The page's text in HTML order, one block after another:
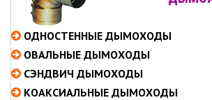
ОДНОСТЕННЫЕ ДЫМОХОДЫ
ОВАЛЬНЫЕ ДЫМОХОДЫ
СЭНДВИЧ ДЫМОХОДЫ
КОАКСИАЛЬНЫЕ ДЫМОХОДЫ